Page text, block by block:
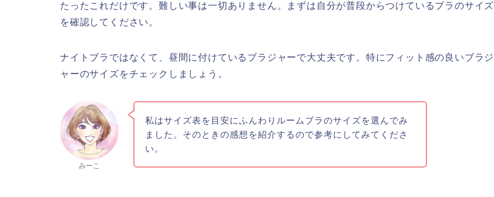
たったこれだけです。難しい事は一切ありません。まずは自分が普段からつけているブラのサイズ
を確認してください。
ナイトブラではなくて、昼間に付けているブラジャーで大丈夫です。特にフィット感の良いブラジ
ャーのサイズをチェックしましょう。
みーこ
私はサイズ表を目安にふんわりルームブラのサイズを選んでみ
ました。そのときの感想を紹介するので参考にしてみてくださ
い。